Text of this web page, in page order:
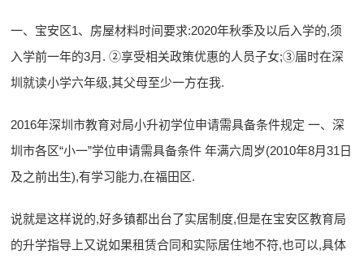
一、宝安区1、房屋材料时间要求:2020年秋季及以后入学的,须
入学前一年的3月. ➁享受相关政策优惠的人员子女;➂届时在深
圳就读小学六年级,其父母至少一方在我.
2016年深圳市教育对局小升初学位申请需具备条件规定 一、深
圳市各区“小一”学位申请需具备条件 年满六周岁(2010年8月31日
及之前出生),有学习能力,在福田区.
说就是这样说的,好多镇都出台了实居制度,但是在宝安区教育局
的升学指导上又说如果租赁合同和实际居住地不符,也可以,具体